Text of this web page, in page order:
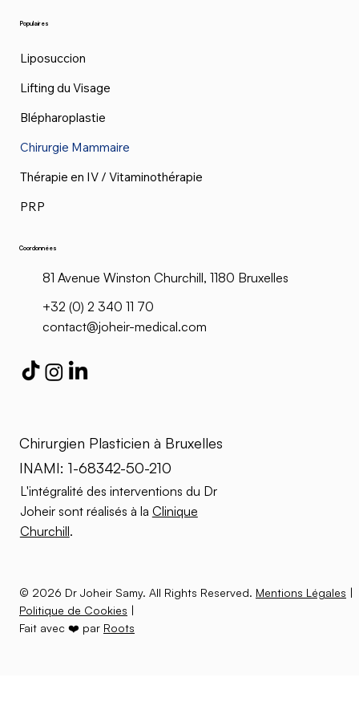
Populaires
Liposuccion
Lifting du Visage
Blépharoplastie
Chirurgie Mammaire
Thérapie en IV / Vitaminothérapie
PRP
Coordonnées
81 Avenue Winston Churchill, 1180 Bruxelles
+32 (0) 2 340 11 70
contact@joheir-medical.com
© 2026 Dr Joheir Samy. All Rights Reserved. Mentions Légales |
Politique de Cookies |
Fait avec ❤️ par Roots
Chirurgien Plasticien à Bruxelles
INAMI: 1-68342-50-210
L'intégralité des interventions du Dr
Joheir sont réalisés à la Clinique
Churchill.